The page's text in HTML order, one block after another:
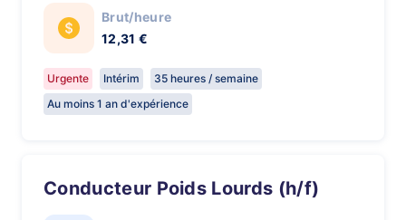
Brut/heure
12,31 €
Urgente Intérim
35 heures / semaine
Au moins 1 an d'expérience
Conducteur Poids Lourds (h/f)